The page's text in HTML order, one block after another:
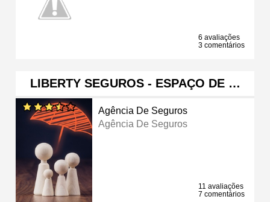
6 avaliações
3 comentários
LIBERTY SEGUROS - ESPAÇO DE …
Agência De Seguros
Agência De Seguros
11 avaliações
7 comentários